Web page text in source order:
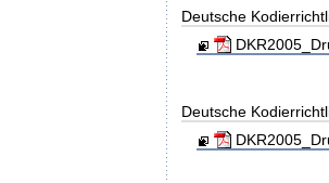
Deutsche
Deutsche